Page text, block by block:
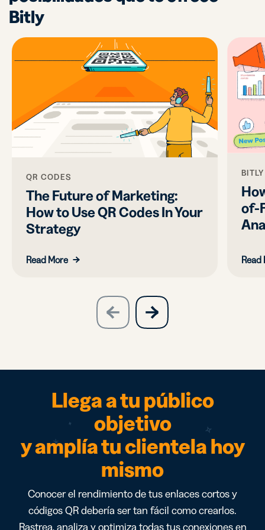
Bitly
QR CODES
The Future of Marketing:
How to Use QR Codes In Your
Strategy
Read More
of-
Read
previous
slide
next
slide
Llega a tu público
objetivo
y amplía tu clientela hoy
mismo
Conocer el rendimiento de tus enlaces cortos y
códigos QR debería ser tan fácil como crearlos.
Rastrea, analiza y optimiza todas tus conexiones en